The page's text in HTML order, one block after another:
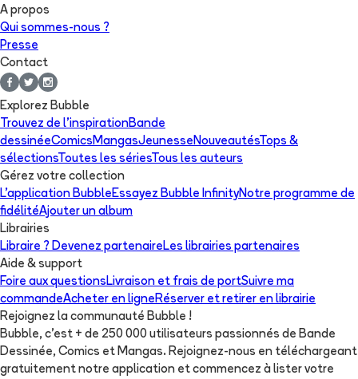
A propos
Qui sommes-nous ?
Presse
Contact
Explorez Bubble
Trouvez de l'inspirationBande
dessinéeComics MangasJeunesse NouveautésTops &
sélectionsToutes les sériesTous les auteurs
Gérez votre collection
L'application Bubble Essayez Bubble InfinityNotre programme de
fidélitéAjouter un album
Librairies
Libraire ? Devenez partenaire Les librairies partenaires
Aide & support
Foire aux questions Livraison et frais de portSuivre ma
commandeAcheter en ligne Réserver et retirer en librairie
Rejoignez la communauté Bubble !
Bubble, c'est + de 250 000 utilisateurs passionnés de Bande
Dessinée, Comics et Mangas. Rejoignez-nous en téléchargeant
gratuitement notre application et commencez à lister votre